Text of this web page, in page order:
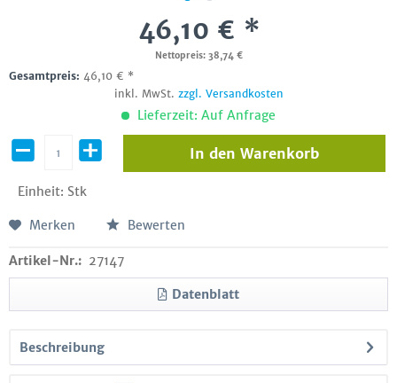
46,10 € *
Nettopreis: 38,74 €
Gesamtpreis: 46,10 € *
inkl. MwSt. zzgl. Versandkosten
Lieferzeit: Auf Anfrage
Einheit: Stk
In den Warenkorb
Merken Bewerten
Artikel-Nr.: 27147
Datenblatt
Beschreibung